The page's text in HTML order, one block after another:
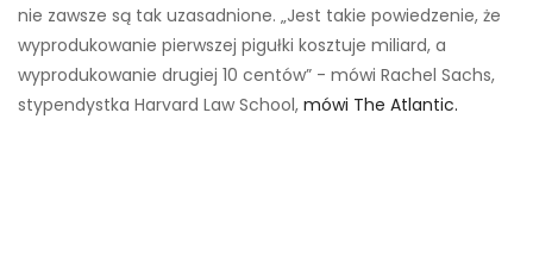
nie zawsze są tak uzasadnione. „Jest takie powiedzenie, że
wyprodukowanie pierwszej pigułki kosztuje miliard, a
wyprodukowanie drugiej 10 centów” - mówi Rachel Sachs,
stypendystka Harvard Law School, mówi The Atlantic.